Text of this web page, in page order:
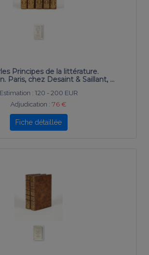
Principes de la littérature.
Paris, chez Desaint & Saillant, …
Estimation : 120 - 200 EUR
Adjudication : 76 €
Fiche détaillée